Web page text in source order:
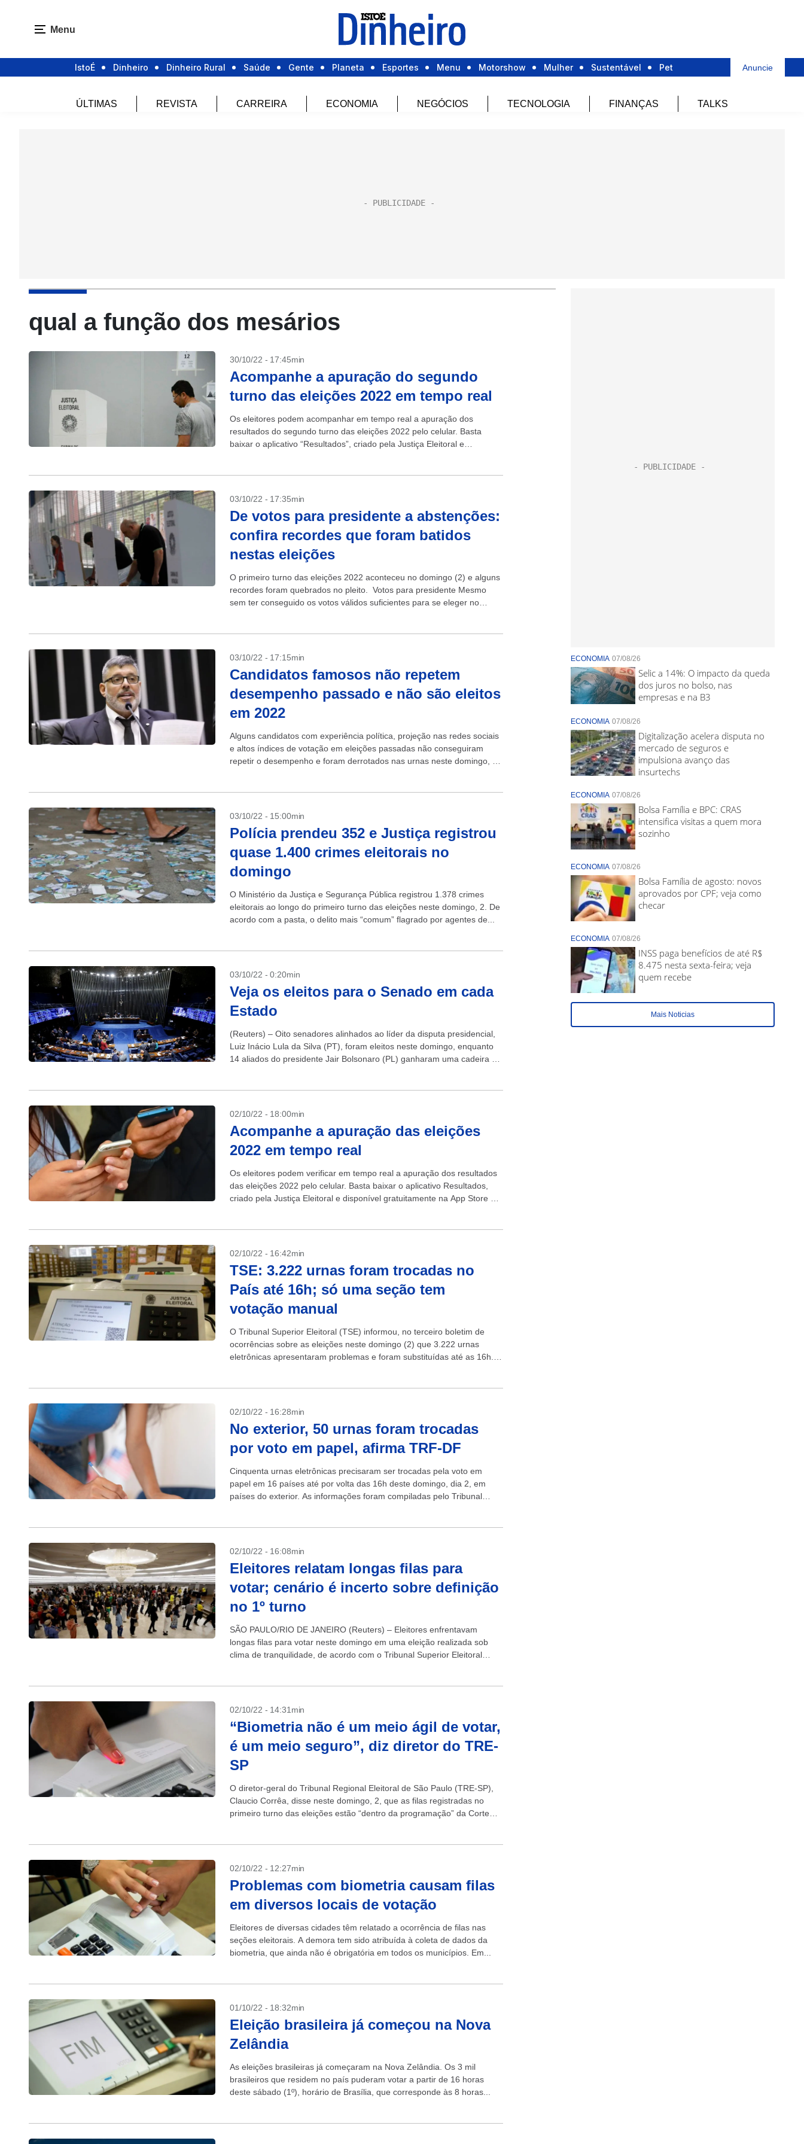
Menu
IstoÉ Dinheiro Dinheiro Rural Saúde Gente Planeta Esportes Menu Motorshow Mulher Sustentável Pet Anuncie
ÚLTIMAS REVISTA CARREIRA ECONOMIA NEGÓCIOS TECNOLOGIA FINANÇAS TALKS
qual a função dos mesários
30/10/22 - 17:45min
Acompanhe a apuração do segundo
turno das eleições 2022 em tempo real
Os eleitores podem acompanhar em tempo real a apuração dos
resultados do segundo turno das eleições 2022 pelo celular. Basta
baixar o aplicativo “Resultados”, criado pela Justiça Eleitoral e
03/10/22 - 17:35min
De votos para presidente a abstenções:
confira recordes que foram batidos
nestas eleições
O primeiro turno das eleições 2022 aconteceu no domingo (2) e alguns
recordes foram quebrados no pleito. Votos para presidente Mesmo
sem ter conseguido os votos válidos suficientes para se eleger no
03/10/22 - 17:15min
Candidatos famosos não repetem
desempenho passado e não são eleitos
em 2022
Alguns candidatos com experiência política, projeção nas redes sociais
e altos índices de votação em eleições passadas não conseguiram
repetir o desempenho e foram derrotados nas urnas neste domingo, 2.
03/10/22 - 15:00min
Polícia prendeu 352 e Justiça registrou
quase 1.400 crimes eleitorais no
domingo
O Ministério da Justiça e Segurança Pública registrou 1.378 crimes
eleitorais ao longo do primeiro turno das eleições neste domingo, 2. De
acordo com a pasta, o delito mais “comum” flagrado por agentes de...
03/10/22 - 0:20min
Veja os eleitos para o Senado em cada
Estado
(Reuters) – Oito senadores alinhados ao líder da disputa presidencial,
Luiz Inácio Lula da Silva (PT), foram eleitos neste domingo, enquanto
14 aliados do presidente Jair Bolsonaro (PL) ganharam uma cadeira no
02/10/22 - 18:00min
Acompanhe a apuração das eleições
2022 em tempo real
Os eleitores podem verificar em tempo real a apuração dos resultados
das eleições 2022 pelo celular. Basta baixar o aplicativo Resultados,
criado pela Justiça Eleitoral e disponível gratuitamente na App Store e
02/10/22 - 16:42min
TSE: 3.222 urnas foram trocadas no
País até 16h; só uma seção tem
votação manual
O Tribunal Superior Eleitoral (TSE) informou, no terceiro boletim de
ocorrências sobre as eleições neste domingo (2) que 3.222 urnas
eletrônicas apresentaram problemas e foram substituídas até as 16h.
02/10/22 - 16:28min
No exterior, 50 urnas foram trocadas
por voto em papel, afirma TRF-DF
Cinquenta urnas eletrônicas precisaram ser trocadas pela voto em
papel em 16 países até por volta das 16h deste domingo, dia 2, em
países do exterior. As informações foram compiladas pelo Tribunal
02/10/22 - 16:08min
Eleitores relatam longas filas para
votar; cenário é incerto sobre definição
no 1º turno
SÃO PAULO/RIO DE JANEIRO (Reuters) – Eleitores enfrentavam
longas filas para votar neste domingo em uma eleição realizada sob
clima de tranquilidade, de acordo com o Tribunal Superior Eleitoral
02/10/22 - 14:31min
“Biometria não é um meio ágil de votar,
é um meio seguro”, diz diretor do TRE-
SP
O diretor-geral do Tribunal Regional Eleitoral de São Paulo (TRE-SP),
Claucio Corrêa, disse neste domingo, 2, que as filas registradas no
primeiro turno das eleições estão “dentro da programação” da Corte
02/10/22 - 12:27min
Problemas com biometria causam filas
em diversos locais de votação
Eleitores de diversas cidades têm relatado a ocorrência de filas nas
seções eleitorais. A demora tem sido atribuída à coleta de dados da
biometria, que ainda não é obrigatória em todos os municípios. Em...
01/10/22 - 18:32min
Eleição brasileira já começou na Nova
Zelândia
As eleições brasileiras já começaram na Nova Zelândia. Os 3 mil
brasileiros que residem no país puderam votar a partir de 16 horas
deste sábado (1º), horário de Brasília, que corresponde às 8 horas...
ECONOMIA 07/08/26
Selic a 14%: O impacto da queda
dos juros no bolso, nas
empresas e na B3
ECONOMIA 07/08/26
Digitalização acelera disputa no
mercado de seguros e
impulsiona avanço das
insurtechs
ECONOMIA 07/08/26
Bolsa Família e BPC: CRAS
intensifica visitas a quem mora
sozinho
ECONOMIA 07/08/26
Bolsa Família de agosto: novos
aprovados por CPF; veja como
checar
ECONOMIA 07/08/26
INSS paga benefícios de até R$
8.475 nesta sexta-feira; veja
quem recebe
Mais Noticias